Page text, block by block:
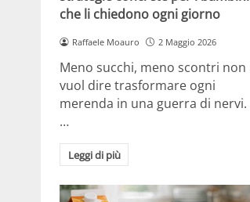
che li chiedono ogni giorno
Raffaele Moauro 2 Maggio 2026
Meno succhi, meno scontri non
vuol dire trasformare ogni
merenda in una guerra di nervi.
…
Leggi di più